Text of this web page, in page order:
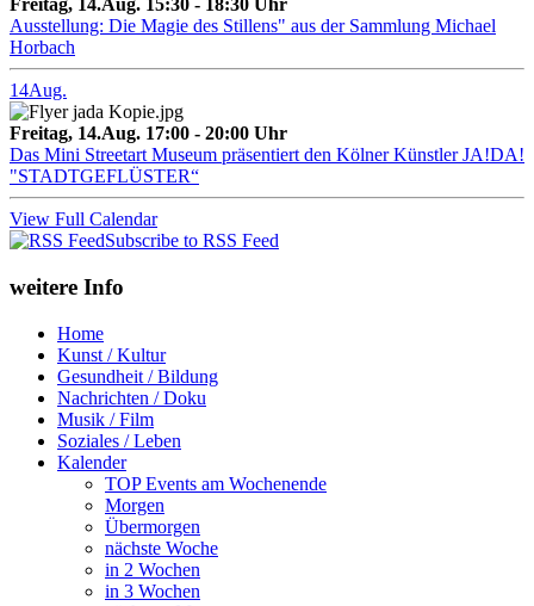
Freitag, 14.Aug. 15:30 - 18:30 Uhr
Ausstellung: Die Magie des Stillens" aus der Sammlung Michael
Horbach
14Aug.
Freitag, 14.Aug. 17:00 - 20:00 Uhr
Das Mini Streetart Museum präsentiert den Kölner Künstler JA!DA!
"STADTGEFLÜSTER“
View Full Calendar
Subscribe to RSS Feed
weitere Info
Home
Kunst / Kultur
Gesundheit / Bildung
Nachrichten / Doku
Musik / Film
Soziales / Leben
Kalender
TOP Events am Wochenende
Morgen
Übermorgen
nächste Woche
in 2 Wochen
in 3 Wochen